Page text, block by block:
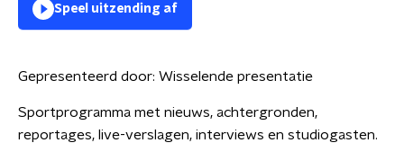
Speel uitzending af
Gepresenteerd door: Wisselende presentatie
Sportprogramma met nieuws, achtergronden,
reportages, live-verslagen, interviews en studiogasten.